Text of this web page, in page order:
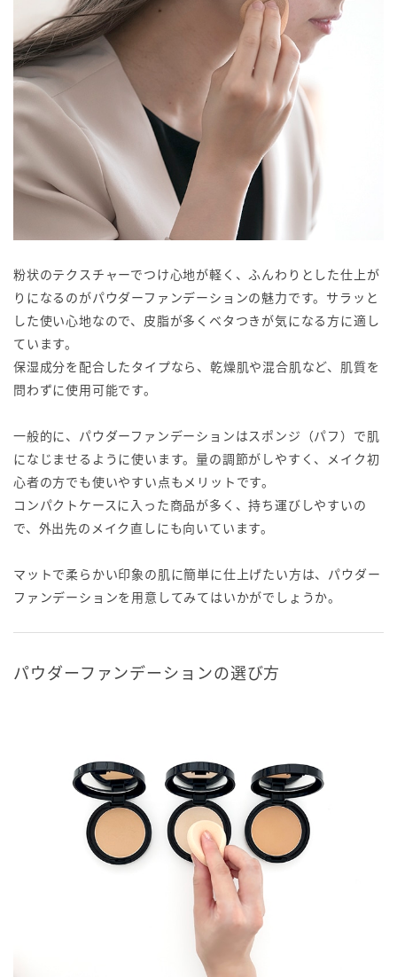
粉状のテクスチャーでつけ心地が軽く、ふんわりとした仕上が
りになるのがパウダーファンデーションの魅力です。サラッと
した使い心地なので、皮脂が多くベタつきが気になる方に適し
ています。
保湿成分を配合したタイプなら、乾燥肌や混合肌など、肌質を
問わずに使用可能です。
一般的に、パウダーファンデーションはスポンジ（パフ）で肌
になじませるように使います。量の調節がしやすく、メイク初
心者の方でも使いやすい点もメリットです。
コンパクトケースに入った商品が多く、持ち運びしやすいの
で、外出先のメイク直しにも向いています。
マットで柔らかい印象の肌に簡単に仕上げたい方は、パウダー
ファンデーションを用意してみてはいかがでしょうか。
パウダーファンデーションの選び方